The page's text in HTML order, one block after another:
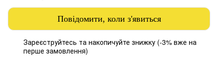
Повідомити, коли з'явиться
Зареєструйтесь та накопичуйте знижку (-3% вже на
перше замовлення)